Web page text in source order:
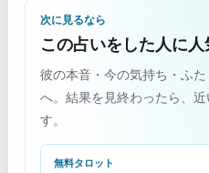
次に見るなら
この占いをした人に
彼の本音・今の気持ち・ふ
へ。結果を見終わったら、
す。
無料タロット